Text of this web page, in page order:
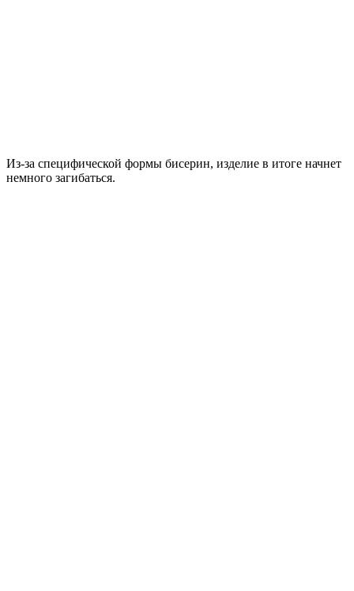
Из-за специфической формы бисерин, изделие в итоге начнет
немного загибаться.